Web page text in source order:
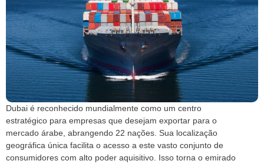
Dubai é reconhecido mundialmente como um centro
estratégico para empresas que desejam exportar para o
mercado árabe, abrangendo 22 nações. Sua localização
geográfica única facilita o acesso a este vasto conjunto de
consumidores com alto poder aquisitivo. Isso torna o emirado